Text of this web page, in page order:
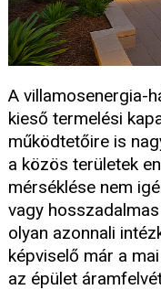
A villamosenergia-
kieső termelési
működtetőire is
a közös területek
mérséklése nem
vagy
olyan azonnali
képviselő már a
az épület